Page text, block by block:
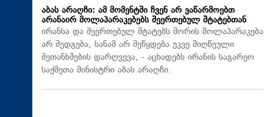
აბას არაღჩი: ამ მომენტში ჩვენ არ ვაწარმოებთ
არანაირ მოლაპარაკებებს შეერთებულ შტატებთან
ირანსა და შეერთებულ შტატებს შორის მოლაპარაკება
არ შედგება, სანამ არ შეწყდება უკვე მიღწეული
შეთანხმების დარღვევა, - აცხადებს ირანის საგარეო
საქმეთა მინისტრი აბას არაღჩი.